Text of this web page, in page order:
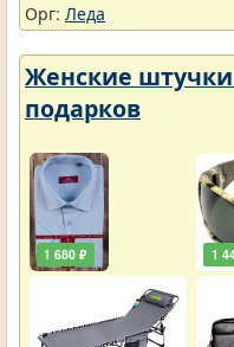
Орг: Леда
Женские
подарков
1 680 ₽ 1